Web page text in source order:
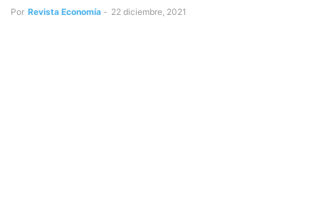
Por Revista Economía - 22 diciembre, 2021